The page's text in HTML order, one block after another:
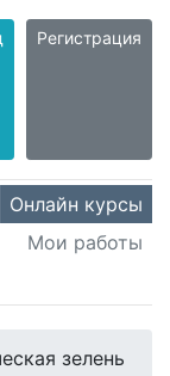
/
Регистрация
Онлайн курсы
Мои работы
зелень